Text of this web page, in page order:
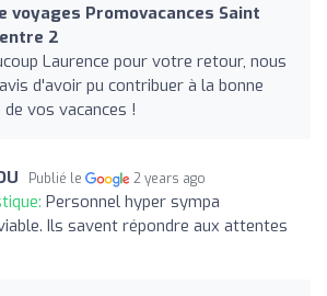
voyages Promovacances Saint
2
Laurence pour votre retour, nous
d'avoir pu contribuer à la bonne
vos vacances !
Publié le 2 years ago
Personnel hyper sympa
Ils savent répondre aux attentes